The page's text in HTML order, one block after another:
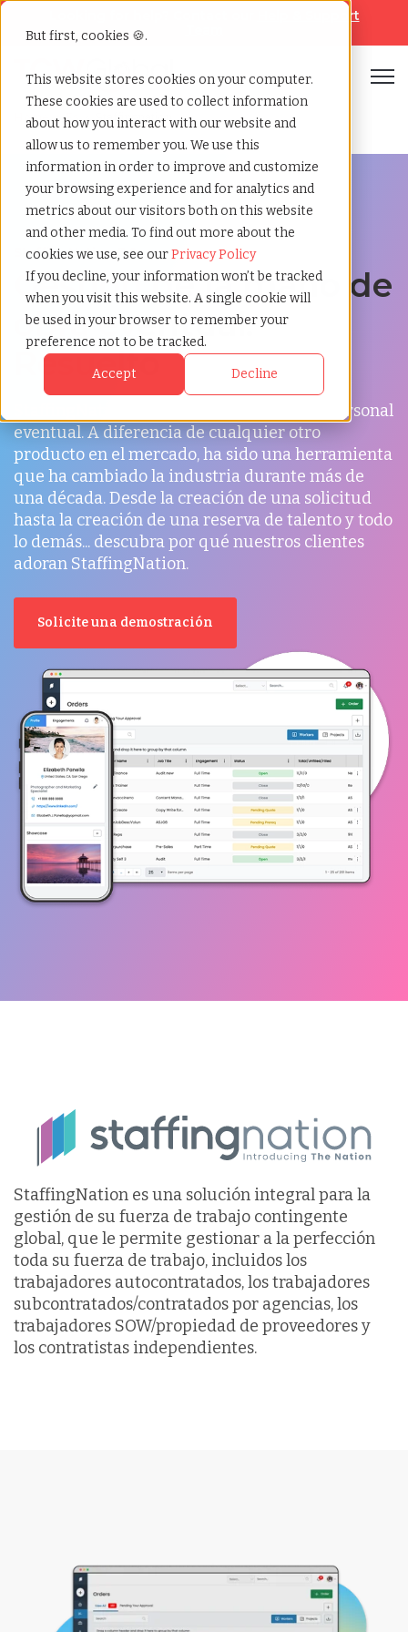
But first, cookies 🍪.
This website stores cookies on your computer.
These cookies are used to collect information
about how you interact with our website and
allow us to remember you. We use this
information in order to improve and customize
your browsing experience and for analytics and
metrics about our visitors both on this website
and other media. To find out more about the
cookies we use, see ourPrivacy Policy
If you decline, your information won’t be tracked
when you visit this website. A single cookie will
be used in your browser to remember your
preference not to be tracked.
Accept Decline
Help & Support
Home»Es»Staffingnation
StaffingNation 3.0
Gestión de la mano de
obra eventual:
Resuelto
StaffingNation es nuestra plataforma de personal
eventual. A diferencia de cualquier otro
producto en el mercado, ha sido una herramienta
que ha cambiado la industria durante más de
una década. Desde la creación de una solicitud
hasta la creación de una reserva de talento y todo
lo demás... descubra por qué nuestros clientes
adoran StaffingNation.
Solicite una demostración
StaffingNation es una solución integral para la
gestión de su fuerza de trabajo contingente
global, que le permite gestionar a la perfección
toda su fuerza de trabajo, incluidos los
trabajadores autocontratados, los trabajadores
subcontratados/contratados por agencias, los
trabajadores SOW/propiedad de proveedores y
los contratistas independientes.